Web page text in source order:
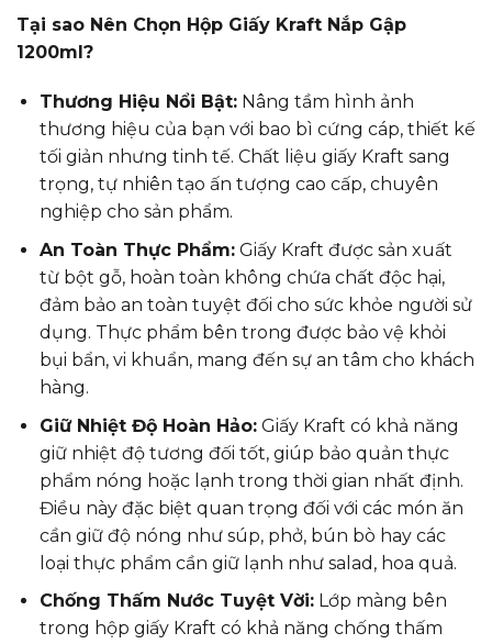
Tại sao Nên Chọn Hộp Giấy Kraft Nắp Gập
1200ml?
Thương Hiệu Nổi Bật:Nâng tầm hình ảnh
thương hiệu của bạn với bao bì cứng cáp, thiết kế
tối giản nhưng tinh tế. Chất liệu giấy Kraft sang
trọng, tự nhiên tạo ấn tượng cao cấp, chuyên
nghiệp cho sản phẩm.
An Toàn Thực Phẩm:Giấy Kraft được sản xuất
từ bột gỗ, hoàn toàn không chứa chất độc hại,
đảm bảo an toàn tuyệt đối cho sức khỏe người sử
dụng. Thực phẩm bên trong được bảo vệ khỏi
bụi bẩn, vi khuẩn, mang đến sự an tâm cho khách
hàng.
Giữ Nhiệt Độ Hoàn Hảo:Giấy Kraft có khả năng
giữ nhiệt độ tương đối tốt, giúp bảo quản thực
phẩm nóng hoặc lạnh trong thời gian nhất định.
Điều này đặc biệt quan trọng đối với các món ăn
cần giữ độ nóng như súp, phở, bún bò hay các
loại thực phẩm cần giữ lạnh như salad, hoa quả.
Chống Thấm Nước Tuyệt Vời:Lớp màng bên
trong hộp giấy Kraft có khả năng chống thấm